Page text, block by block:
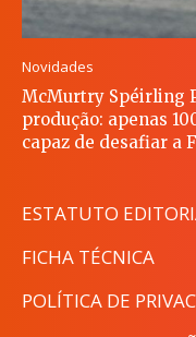
Novidades
McMurtry Spéirling
produção: apenas
capaz de desafiar a
ESTATUTO
FICHA TÉCNICA
POLÍTICA DE